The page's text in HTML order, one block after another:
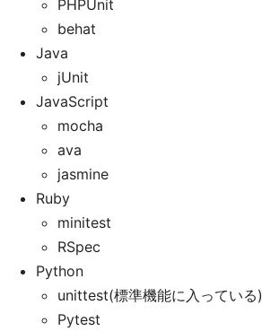
PHPUnit
behat
Java
jUnit
JavaScript
mocha
ava
jasmine
Ruby
minitest
RSpec
Python
unittest(標準機能に入っている)
Pytest